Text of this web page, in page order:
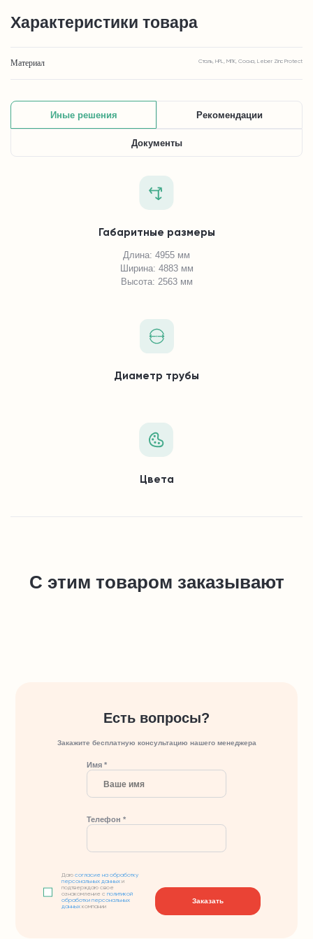
Характеристики товара
Материал Сталь, HPL, МПК, Сосна, Leber Zinc Protect
Иные решения Рекомендации
Документы
Габаритные размеры
Длина: 4955 мм
Ширина: 4883 мм
Высота: 2563 мм
Диаметр трубы
Цвета
С этим товаром заказывают
Есть вопросы?
Закажите бесплатную консультацию нашего менеджера
Имя *
Телефон *
Даюсогласие на обработку
персональных данных и
подтверждаю свое
ознакомление сполитикой
обработки персональных
данных компании
Заказать